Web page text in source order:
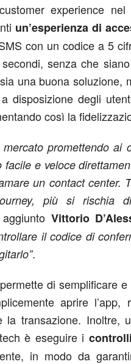
experience
un’esperienza di
con un codice a 5
senza che
una buona soluzione,
disposizione degli
così la
promettendo ai
e veloce
un contact center.
più si rischia
Vittorio
il codice di
.
di semplificare
aprire l’app,
la transazione. Inoltre,
è eseguire i
in modo da